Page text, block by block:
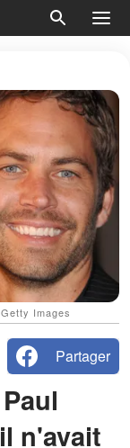
Images
Partager
n'avait